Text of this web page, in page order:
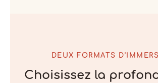
DEUX FORMATS
Choisissez la